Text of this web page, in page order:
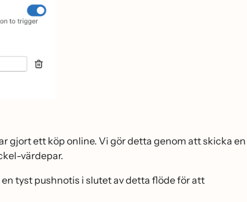
gjort ett köp online. Vi gör detta genom att skicka en
värdepar.
tyst pushnotis i slutet av detta flöde för att